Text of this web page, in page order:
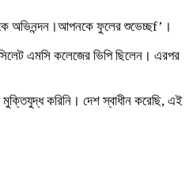
অভিনন্দন।আপনকে ফুলের শুভেচ্ছf’।
এমসি কলেজের ভিপি ছিলেন। এরপর
করিনি। দেশ স্বাধীন করেছি, এই